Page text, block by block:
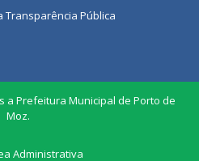
Transparência Pública
a Prefeitura Municipal de Porto de
Moz.
Administrativa